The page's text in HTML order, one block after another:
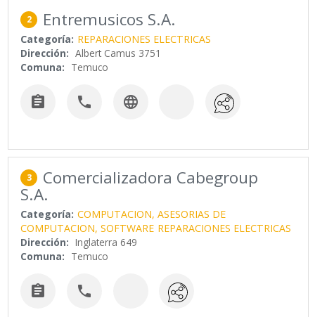
2 Entremusicos S.A.
Categoría: REPARACIONES ELECTRICAS
Dirección: Albert Camus 3751
Comuna: Temuco
  
3 Comercializadora Cabegroup
S.A.
Categoría: COMPUTACION, ASESORIAS DE
COMPUTACION, SOFTWARE REPARACIONES ELECTRICAS
Dirección: Inglaterra 649
Comuna: Temuco
 